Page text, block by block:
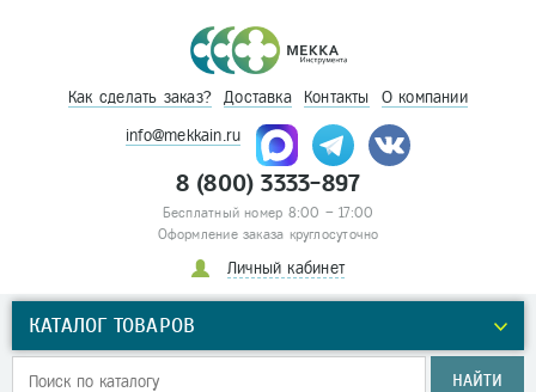
Как сделать заказ? Доставка Контакты О компании
info@mekkain.ru
8 (800) 3333-897
Бесплатный номер 8:00 – 17:00
Оформление заказа круглосуточно
Личный кабинет
КАТАЛОГ ТОВАРОВ
НАЙТИ